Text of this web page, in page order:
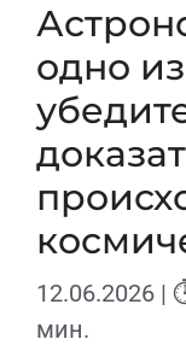
одно
12.06.2026 |
мин.